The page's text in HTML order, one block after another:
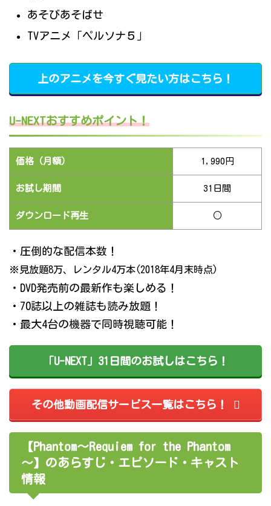
あそびあそばせ
TVアニメ「ペルソナ５」
上のアニメを今すぐ見たい方はこちら！
U-NEXTおすすめポイント！
価格（月額） 1,990円
お試し期間 31日間
ダウンロード再生 ○
・圧倒的な配信本数！
※見放題8万、レンタル4万本(2018年4月末時点)
・DVD発売前の最新作も楽しめる！
・70誌以上の雑誌も読み放題！
・最大4台の機器で同時視聴可能！
「U-NEXT」31日間のお試しはこちら！
その他動画配信サービス一覧はこちら！
【Phantom～Requiem for the Phantom
～】のあらすじ・エピソード・キャスト
情報